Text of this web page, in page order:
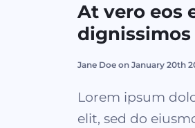
At vero eos
Jane Doe on January 20th
Lorem ipsum
elit, sed do